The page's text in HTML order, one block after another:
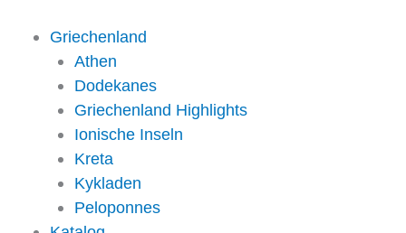
Inhalt
springen
Griechenland
Athen
Dodekanes
Griechenland Highlights
Ionische Inseln
Kreta
Kykladen
Peloponnes